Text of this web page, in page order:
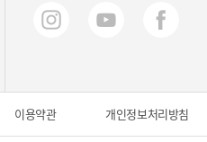
이용약관 개인정보처리방침